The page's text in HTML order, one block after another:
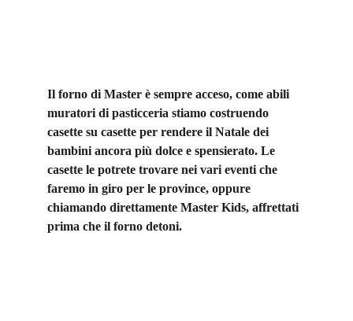
Il forno di Master è sempre acceso, come abili
muratori di pasticceria stiamo costruendo
casette su casette per rendere il Natale dei
bambini ancora più dolce e spensierato. Le
casette le potrete trovare nei vari eventi che
faremo in giro per le province, oppure
chiamando direttamente Master Kids, affrettati
prima che il forno detoni.